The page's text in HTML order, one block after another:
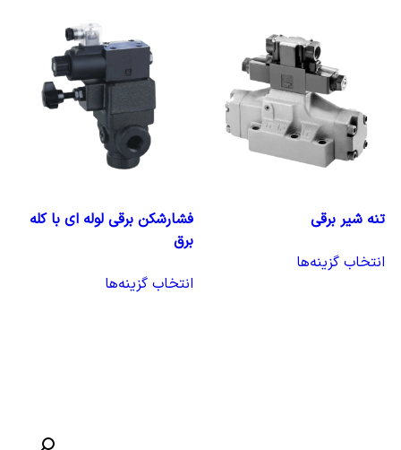
تنه شیر برقی
انتخاب گزینه‌ها
فشارشکن برقی لوله ای با کله
برق
انتخاب گزینه‌ها